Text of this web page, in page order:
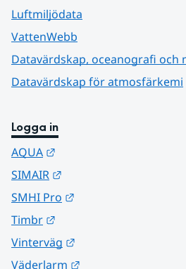
Luftmiljödata
VattenWebb
Datavärdskap, oceanografi och
Datavärdskap för atmosfärkemi
Logga in
AQUA
SIMAIR
SMHI Pro
Timbr
Vinterväg
Väderlarm